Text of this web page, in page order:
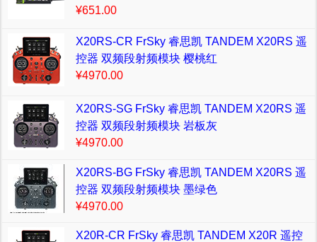
¥651.00
X20RS-CR FrSky 睿思凯 TANDEM X20RS 遥
控器 双频段射频模块 樱桃红
¥4970.00
X20RS-SG FrSky 睿思凯 TANDEM X20RS 遥
控器 双频段射频模块 岩板灰
¥4970.00
X20RS-BG FrSky 睿思凯 TANDEM X20RS 遥
控器 双频段射频模块 墨绿色
¥4970.00
X20R-CR FrSky 睿思凯 TANDEM X20R 遥控